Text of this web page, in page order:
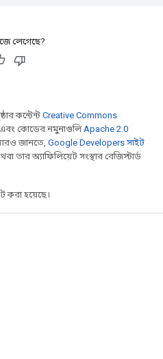
লেগেছে?
কন্টেন্ট Creative Commons
কোডের নমুনাগুলিApache 2.0
আরও জানতে, Google Developers সাইট
তার অ্যাফিলিয়েট সংস্থার রেজিস্টার্ড
করা হয়েছে।